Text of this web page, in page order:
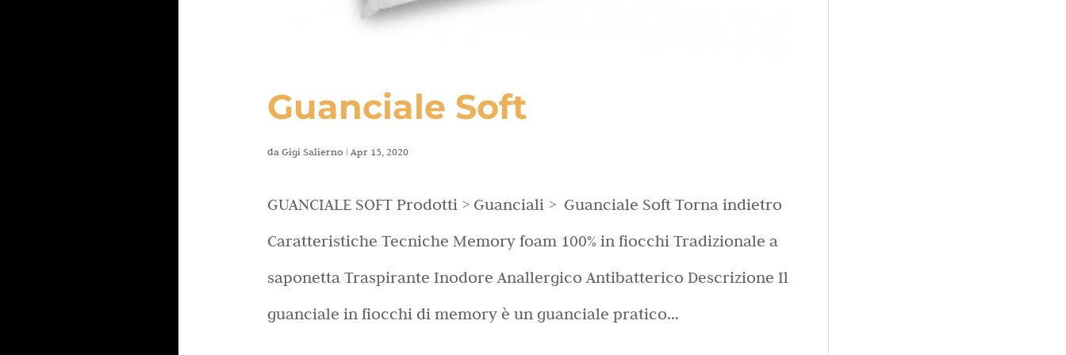
Guanciale Soft
da Gigi Salierno | Apr 15, 2020
GUANCIALE SOFT Prodotti > Guanciali > Guanciale Soft Torna indietro
Caratteristiche Tecniche Memory foam 100% in fiocchi Tradizionale a
saponetta Traspirante Inodore Anallergico Antibatterico Descrizione Il
guanciale in fiocchi di memory è un guanciale pratico...